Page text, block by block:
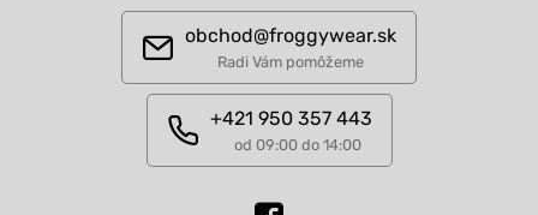
obchod@froggywear.sk
Radi Vám pomôžeme
+421 950 357 443
od 09:00 do 14:00